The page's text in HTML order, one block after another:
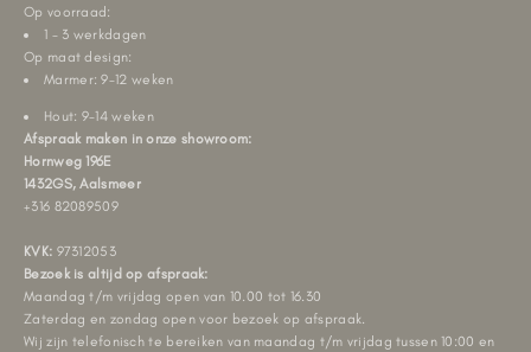
Op voorraad:
1 - 3 werkdagen
Op maat design:
Marmer: 9-12 weken
Hout: 9-14 weken
Afspraak maken in onze showroom:
Hornweg 196E
1432GS, Aalsmeer
+316 82089509
KVK: 97312053
Bezoek is altijd op afspraak:
Maandag t/m vrijdag open van 10.00 tot 16.30
Zaterdag en zondag open voor bezoek op afspraak.
Wij zijn telefonisch te bereiken van maandag t/m vrijdag tussen 10:00 en